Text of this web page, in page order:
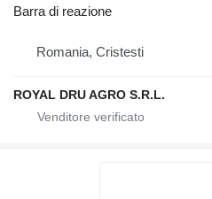
Barra di reazione
Romania, Cristesti
ROYAL DRU AGRO S.R.L.